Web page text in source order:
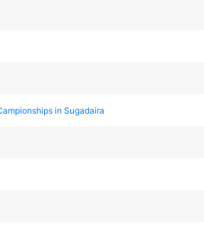
in Sugadaira